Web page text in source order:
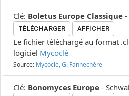
Clé: Boletus Europe Classique -
TÉLÉCHARGER AFFICHER
Le fichier téléchargé au format
logiciel Mycoclé
Source: Mycoclé, G. Fannechère
Clé: Bonomyces Europe -